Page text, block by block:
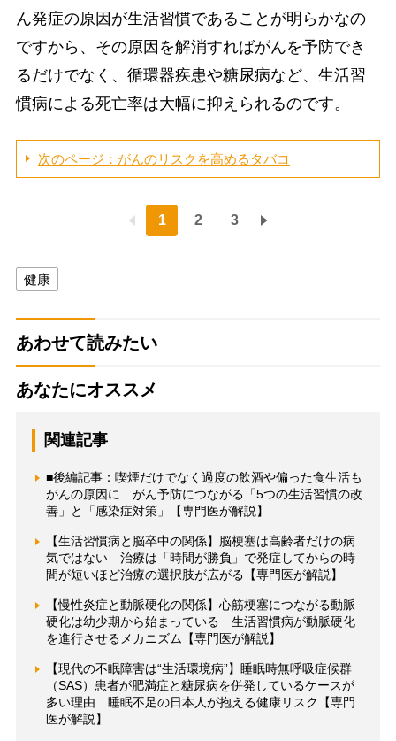
ん発症の原因が生活習慣であることが明らかなの
ですから、その原因を解消すればがんを予防でき
るだけでなく、循環器疾患や糖尿病など、生活習
慣病による死亡率は大幅に抑えられるのです。
次のページ：がんのリスクを高めるタバコ
1 2 3
健康
あわせて読みたい
あなたにオススメ
関連記事
■後編記事：喫煙だけでなく過度の飲酒や偏った食生活も
がんの原因に がん予防につながる「5つの生活習慣の改
善」と「感染症対策」【専門医が解説】
【生活習慣病と脳卒中の関係】脳梗塞は高齢者だけの病
気ではない 治療は「時間が勝負」で発症してからの時
間が短いほど治療の選択肢が広がる【専門医が解説】
【慢性炎症と動脈硬化の関係】心筋梗塞につながる動脈
硬化は幼少期から始まっている 生活習慣病が動脈硬化
を進行させるメカニズム【専門医が解説】
【現代の不眠障害は“生活環境病”】睡眠時無呼吸症候群
（SAS）患者が肥満症と糖尿病を併発しているケースが
多い理由 睡眠不足の日本人が抱える健康リスク【専門
医が解説】